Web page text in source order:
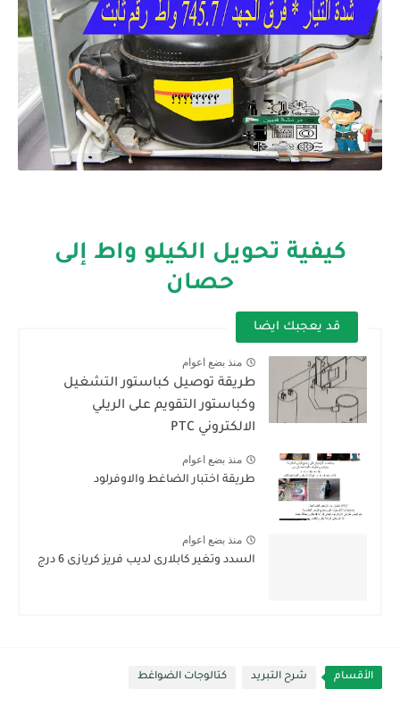
كيفية تحويل الكيلو واط إلى
حصان
قد يعجبك ايضا
منذ بضع اعوام
طريقة توصيل كباستور التشغيل
وكباستور التقويم على الريلي
الالكتروني PTC
منذ بضع اعوام
طريقة اختبار الضاغط والاوفرلود
منذ بضع اعوام
السدد وتغير كابلارى لديب فريز كريازى 6 درج
الأقسام شرح التبريد كتالوجات الضواغط